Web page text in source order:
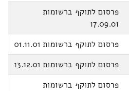
פרסום לתוקף ברשומות
17.09.01
פרסום לתוקף ברשומות 01.11.01
פרסום לתוקף ברשומות 13.12.01
פרסום לתוקף ברשומות